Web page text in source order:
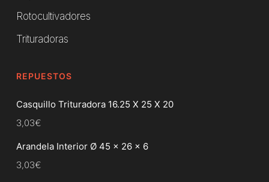
Rotocultivadores
Trituradoras
REPUESTOS
Casquillo Trituradora 16.25 X 25 X 20
3,03€
Arandela Interior Ø 45 x 26 x 6
3,03€